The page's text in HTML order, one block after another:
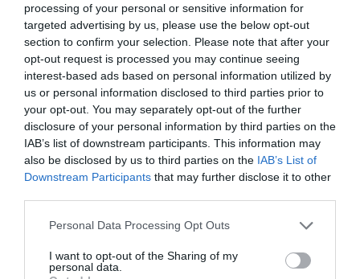
processing of your personal or sensitive information for
targeted advertising by us, please use the below opt-out
section to confirm your selection. Please note that after your
opt-out request is processed you may continue seeing
interest-based ads based on personal information utilized by
us or personal information disclosed to third parties prior to
your opt-out. You may separately opt-out of the further
disclosure of your personal information by third parties on the
IAB’s list of downstream participants. This information may
also be disclosed by us to third parties on the IAB’s List of
Downstream Participants that may further disclose it to other
Please note that this website/app uses one or more Google
not limited to your visit or usage behaviour. You may click to
grant or deny consent to Google and its third-party tags to
Personal Data Processing Opt Outs
I want to opt-out of the Sharing of my
personal data.
ΡΟΗ ΕΙΔΗΣΕΩΝ
Έφτασε στην Ελλάδα η 46χρονη που
κατηγορείται για συμμετοχή στην
τραγωδία της Μαρφίν – Μεταφέρθηκε στη
ΓΑΔΑ
ΙΩΑΝΝΑ ΠΥΛΟΥΔΗ
07.08.2026 | 00:36
Αργολίδα: Προφυλακιστέοι οι δύο
κατηγορούμενοι για τη δολοφονία του
58χρονου ψυχολόγου
ΙΩΑΝΝΑ ΠΥΛΟΥΔΗ
Ξεκινούν τα νυχτερινά δοκιμαστικά
προς Καλαμαριά
ΙΩΑΝΝΑ ΚΑΡΑ